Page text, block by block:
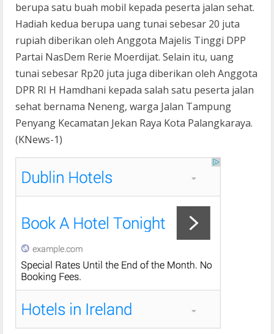
berupa satu buah mobil kepada peserta jalan sehat.
Hadiah kedua berupa uang tunai sebesar 20 juta
rupiah diberikan oleh Anggota Majelis Tinggi DPP
Partai NasDem Rerie Moerdijat. Selain itu, uang
tunai sebesar Rp20 juta juga diberikan oleh Anggota
DPR RI H Hamdhani kepada salah satu peserta jalan
sehat bernama Neneng, warga Jalan Tampung
Penyang Kecamatan Jekan Raya Kota Palangkaraya.
(KNews-1)